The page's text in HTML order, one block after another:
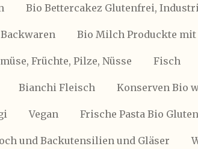
Bio Bettercakez Glutenfrei,
Bio Milch Produckte
Früchte, Pilze, Nüsse Fisch
Bianchi Fleisch Konserven Bio
Vegan Frische Pasta Bio
und Backutensilien und Gläser